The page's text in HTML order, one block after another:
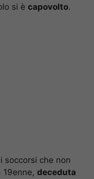
si è capovolto.
soccorsi che non
deceduta